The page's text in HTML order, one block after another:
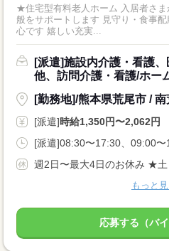
★住宅型有料老人ホーム 入居者さ
般をサポートします 見守り・食事
心です 嬉しい充実...
[派遣]施設内介護・看護
他、訪問介護・看護/ホー
[勤務地]/熊本県荒尾市 / 南
[派遣]時給1,350円〜2,062円
[派遣]08:30〜17:30、09:00
週2日〜最大4日のお休み ★
もっと
応募する（バイ